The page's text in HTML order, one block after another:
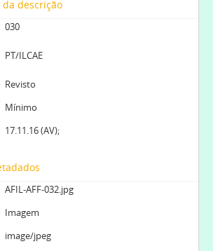
descrição
030
PT/ILCAE
Revisto
Mínimo
17.11.16 (AV);
AFIL-AFF-032.jpg
Imagem
image/jpeg